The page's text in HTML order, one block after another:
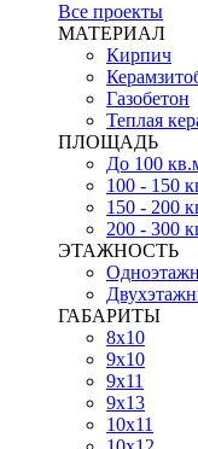
Все проекты
МАТЕРИАЛ
Кирпич
Газобетон
Теплая
ПЛОЩАДЬ
До 100
100 - 150
150 - 200
200 - 300
ЭТАЖНОСТЬ
ГАБАРИТЫ
8х10
9х10
9х11
9х13
10х11